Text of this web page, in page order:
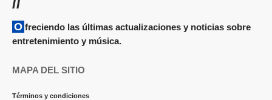
Ofreciendo las últimas actualizaciones y noticias sobre
entretenimiento y música.
MAPA DEL SITIO
Términos y condiciones